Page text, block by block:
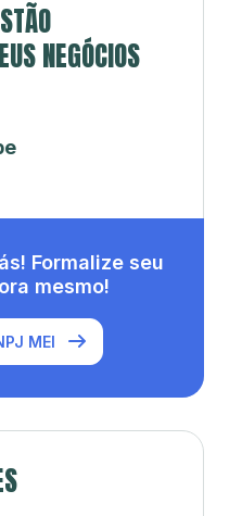
NEGÓCIOS
sorveteria
Formalize seu
mesmo!
MEI